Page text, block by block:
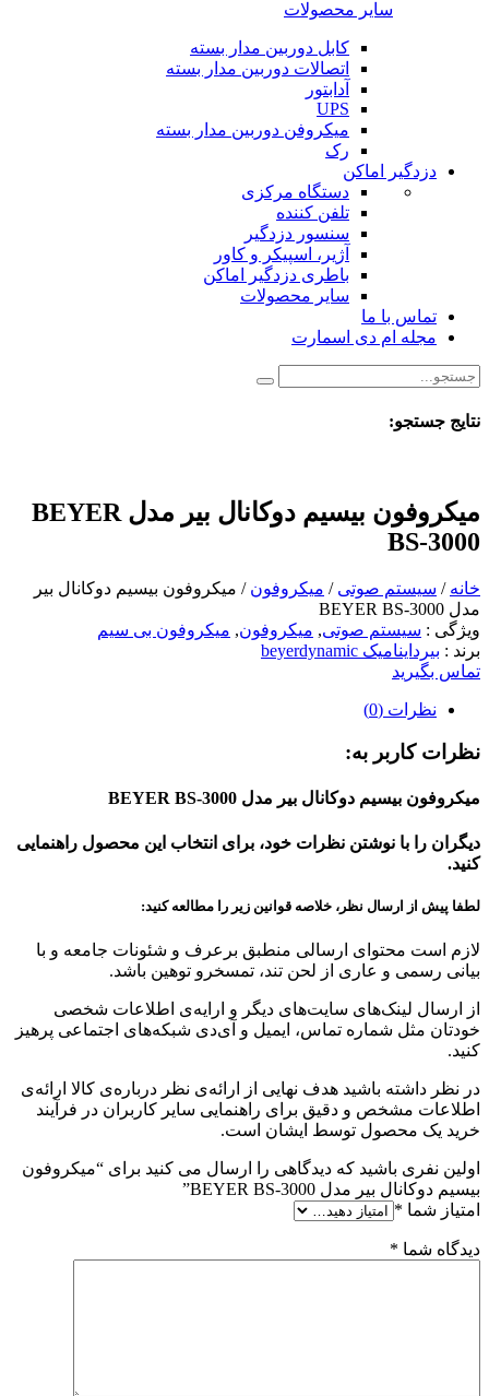
سایر محصولات
کابل دوربین مدار بسته
اتصالات دوربین مدار بسته
آدابتور
UPS
میکروفن دوربین مدار بسته
رک
دزدگیر اماکن
دستگاه مرکزی
تلفن کننده
سنسور دزدگیر
آژیر، اسپیکر و کاور
باطری دزدگیر اماکن
سایر محصولات
تماس با ما
مجله ام دی اسمارت
نتایج جستجو:
میکروفون بیسیم دوکانال بیر مدل BEYER
BS-3000
خانه / سیستم صوتی / میکروفون / میکروفون بیسیم دوکانال بیر
مدل BEYER BS-3000
ویژگی : سیستم صوتی, میکروفون, میکروفون بی‌ سیم
برند : بیرداینامیک beyerdynamic
تماس بگیرید
نظرات (0)
نظرات کاربر به:
میکروفون بیسیم دوکانال بیر مدل BEYER BS-3000
دیگران را با نوشتن نظرات خود، برای انتخاب این محصول راهنمایی
کنید.
لطفا پیش از ارسال نظر، خلاصه قوانین زیر را مطالعه کنید:
لازم است محتوای ارسالی منطبق برعرف و شئونات جامعه و با
بیانی رسمی و عاری از لحن تند، تمسخرو توهین باشد.
از ارسال لینک‌های سایت‌های دیگر و ارایه‌ی اطلاعات شخصی
خودتان مثل شماره تماس، ایمیل و آی‌دی شبکه‌های اجتماعی پرهیز
کنید.
در نظر داشته باشید هدف نهایی از ارائه‌ی نظر درباره‌ی کالا ارائه‌ی
اطلاعات مشخص و دقیق برای راهنمایی سایر کاربران در فرآیند
خرید یک محصول توسط ایشان است.
اولین نفری باشید که دیدگاهی را ارسال می کنید برای “میکروفون
بیسیم دوکانال بیر مدل BEYER BS-3000”
امتیاز شما *
دیدگاه شما *